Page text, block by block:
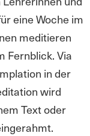
eine Woche im
meditieren
Fernblick. Via
in der
wird
Text oder